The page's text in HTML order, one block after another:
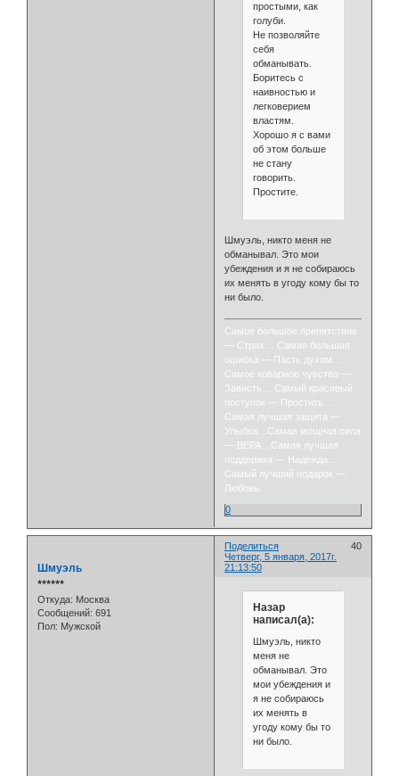
простыми, как
голуби.
Не позволяйте
себя
обманывать.
Боритесь с
наивностью и
легковерием
властям.
Хорошо я с вами
об этом больше
не стану
говорить.
Простите.
Шмуэль, никто меня не
обманывал. Это мои
убеждения и я не собираюсь
их менять в угоду кому бы то
ни было.
Самое большое препятствие
— Страх… Самая большая
ошибка — Пасть духом…
Самое коварное чувство —
Зависть… Самый красивый
поступок — Простить…
Самая лучшая защита —
Улыбка…Самая мощная сила
— ВЕРА…Самая лучшая
поддержка — Надежда…
Самый лучший подарок —
Любовь.
0
Поделиться
40
Четверг, 5 января, 2017г.
21:13:50
Шмуэль
⭒⭒⭒⭒⭒⭒
Откуда: Москва
Сообщений: 691
Пол: Мужской
Назар
написал(а):
Шмуэль, никто
меня не
обманывал. Это
мои убеждения и
я не собираюсь
их менять в
угоду кому бы то
ни было.